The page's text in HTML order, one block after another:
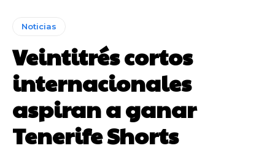
Noticias
Veintitrés cortos
internacionales
aspiran a ganar
Tenerife Shorts